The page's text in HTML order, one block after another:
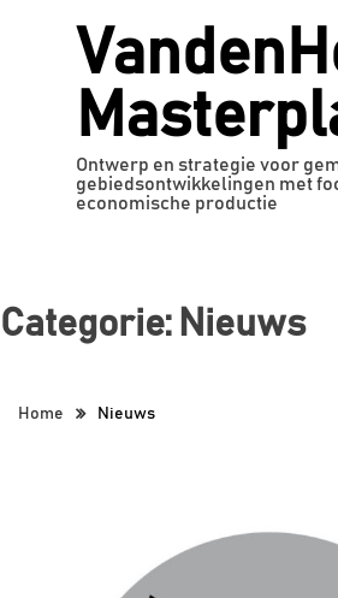
Ontwerp en strategie voor
gebiedsontwikkelingen met
economische productie
Categorie: Nieuws
Home Nieuws